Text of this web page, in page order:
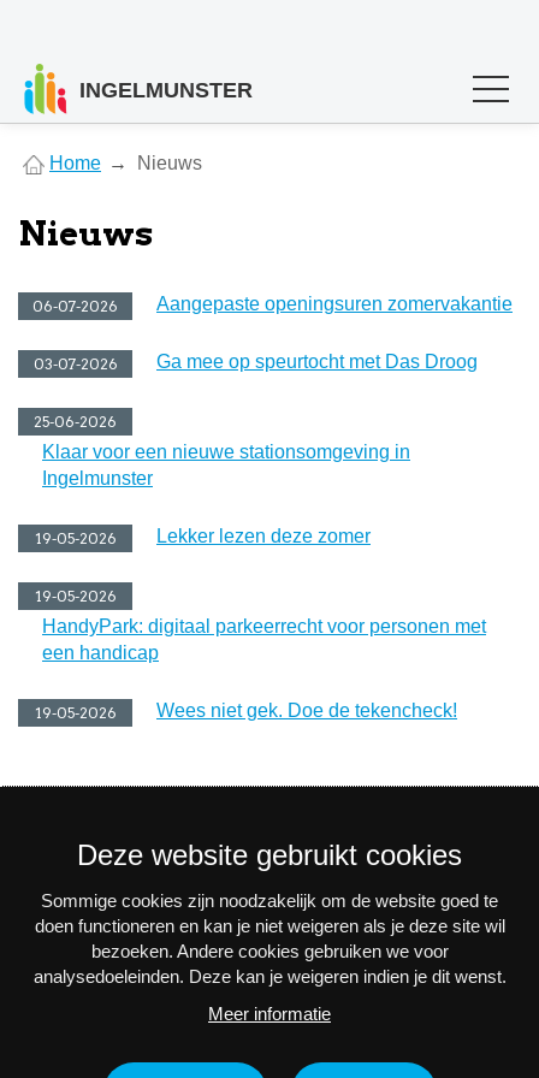
INGELMUNSTER
are
Home Nieuws
Nieuws
06-07-2026 Aangepaste openingsuren zomervakantie
03-07-2026 Ga mee op speurtocht met Das Droog
25-06-2026
Klaar voor een nieuwe stationsomgeving in
Ingelmunster
19-05-2026 Lekker lezen deze zomer
19-05-2026
HandyPark: digitaal parkeerrecht voor personen met
een handicap
19-05-2026 Wees niet gek. Doe de tekencheck!
Nieuwsbrief
Via e-mail op de hoogte blijven van alle nieuws en
activiteiten? Schrijf je in voor onze interessante
nieuwsbrieven!
Nu inschrijven
Deze website gebruikt cookies
Sommige cookies zijn noodzakelijk om de website goed te
doen functioneren en kan je niet weigeren als je deze site wil
bezoeken. Andere cookies gebruiken we voor
analysedoeleinden. Deze kan je weigeren indien je dit wenst.
Meer informatie